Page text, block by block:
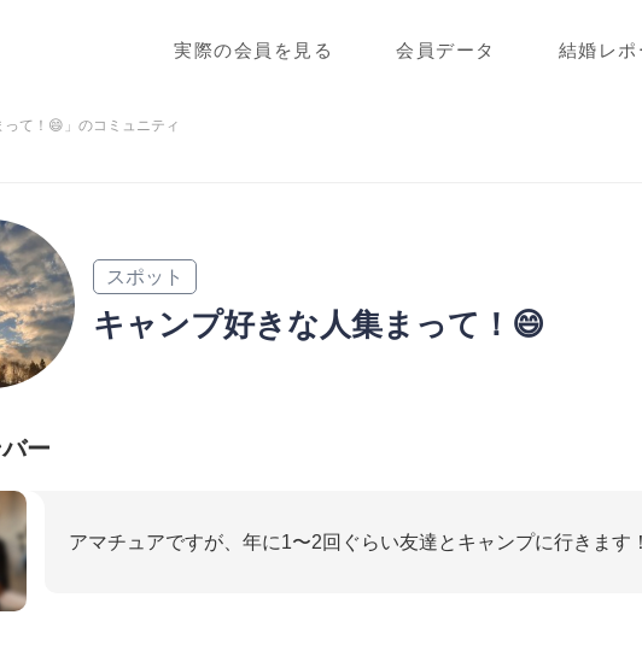
実際の会員を見る 会員データ 結婚レポ
って！😄」のコミュニティ
スポット
キャンプ好きな人集まって！😄
ー
アマチュアですが、年に1〜2回ぐらい友達とキャンプに行きます！